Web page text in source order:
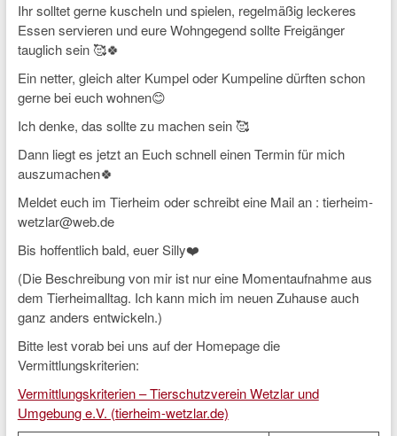
Ihr solltet gerne kuscheln und spielen, regelmäßig leckeres
Essen servieren und eure Wohngegend sollte Freigänger
tauglich sein 🥰🍀
Ein netter, gleich alter Kumpel oder Kumpeline dürften schon
gerne bei euch wohnen😊
Ich denke, das sollte zu machen sein 🥰
Dann liegt es jetzt an Euch schnell einen Termin für mich
auszumachen🍀
Meldet euch im Tierheim oder schreibt eine Mail an : tierheim-
wetzlar@web.de
Bis hoffentlich bald, euer Silly❤️
(Die Beschreibung von mir ist nur eine Momentaufnahme aus
dem Tierheimalltag. Ich kann mich im neuen Zuhause auch
ganz anders entwickeln.)
Bitte lest vorab bei uns auf der Homepage die
Vermittlungskriterien:
Vermittlungskriterien – Tierschutzverein Wetzlar und
Umgebung e.V. (tierheim-wetzlar.de)